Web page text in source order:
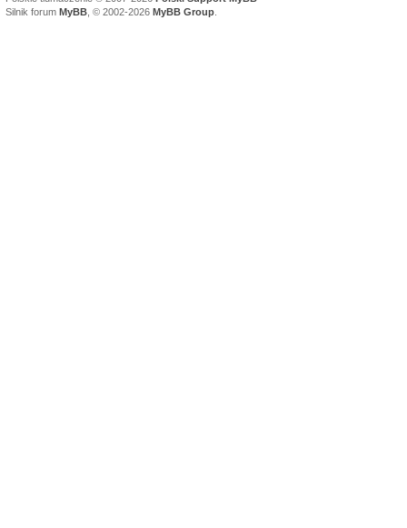
Silnik forum MyBB , © 2002-2026 MyBB Group